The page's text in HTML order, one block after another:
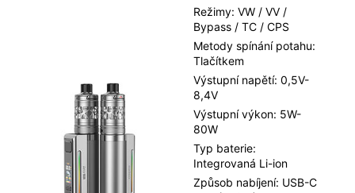
Režimy: VW / VV /
Bypass / TC / CPS
Metody spínání potahu:
Tlačítkem
Výstupní napětí: 0,5V-
8,4V
Výstupní výkon: 5W-
80W
Typ baterie:
Integrovaná Li-ion
Způsob nabíjení: USB-C